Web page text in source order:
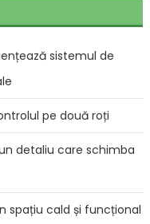
sistemul de
pe două roți
detaliu care schimba
spațiu cald și funcțional